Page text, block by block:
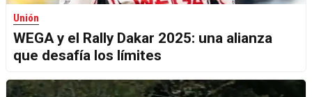
Unión
WEGA y el Rally Dakar 2025: una alianza
que desafía los límites